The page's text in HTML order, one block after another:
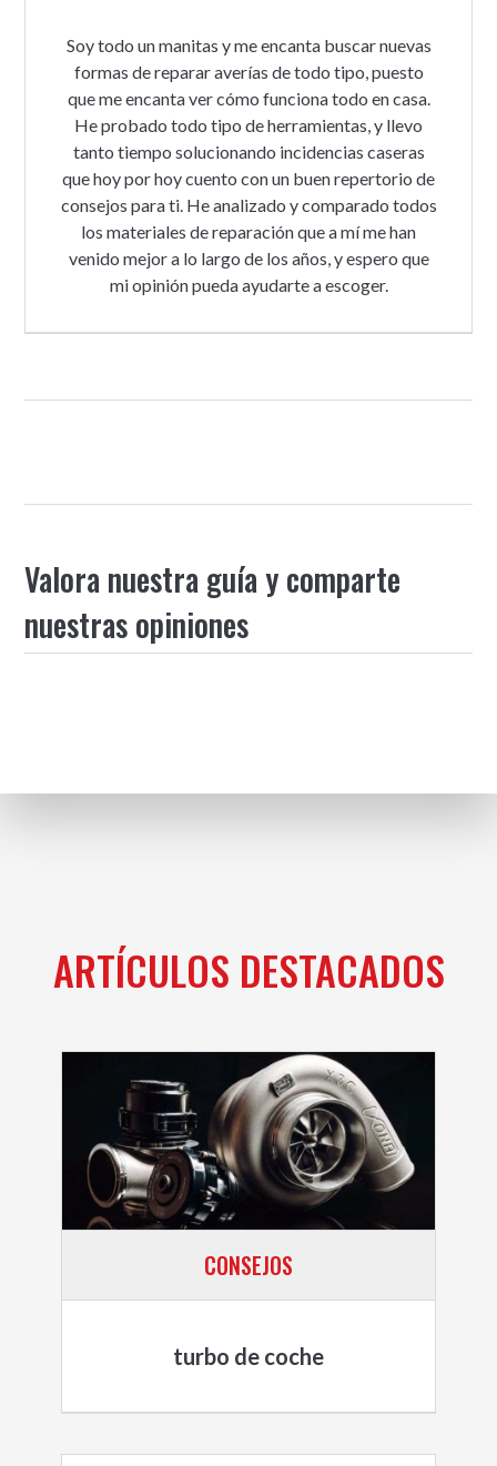
Soy todo un manitas y me encanta buscar nuevas
formas de reparar averías de todo tipo, puesto
que me encanta ver cómo funciona todo en casa.
He probado todo tipo de herramientas, y llevo
tanto tiempo solucionando incidencias caseras
que hoy por hoy cuento con un buen repertorio de
consejos para ti. He analizado y comparado todos
los materiales de reparación que a mí me han
venido mejor a lo largo de los años, y espero que
mi opinión pueda ayudarte a escoger.
Valora nuestra guía y comparte
nuestras opiniones
ARTÍCULOS DESTACADOS
CONSEJOS
turbo de coche